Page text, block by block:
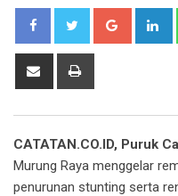
Google+
Share
CATATAN.CO.ID, Puruk
Murung Raya menggelar
penurunan stunting serta